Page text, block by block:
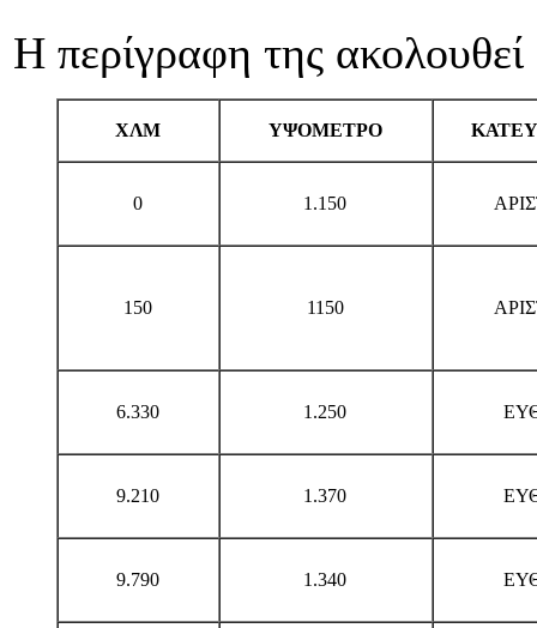
Η περίγραφη της ακολουθεί
ΧΛΜ ΥΨΟΜΕΤΡΟ
0 1.150
150 1150
6.330 1.250
9.210 1.370
9.790 1.340